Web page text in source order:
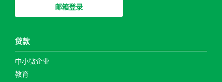
邮箱登录
贷款
中小微企业
教育